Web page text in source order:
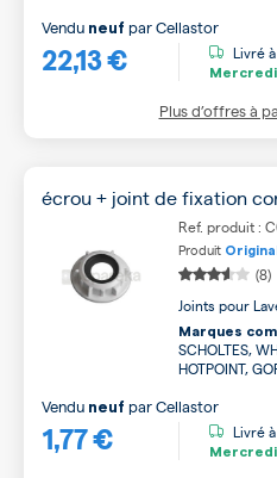
22,13 €
Vendu neuf parCellastor
Livré
Mercredi
Plus d’offres à
écrou + joint de fixation
Ref. produit :
Produit Original
(8)
Joints pour
Marques
SCHOLTES,
HOTPOINT,
1,77 €
Vendu neuf parCellastor
Livré
Mercredi